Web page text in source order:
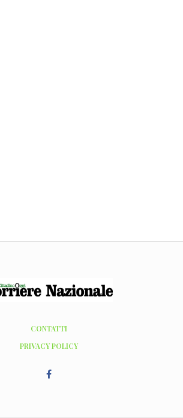
CONTATTI
PRIVACY POLICY